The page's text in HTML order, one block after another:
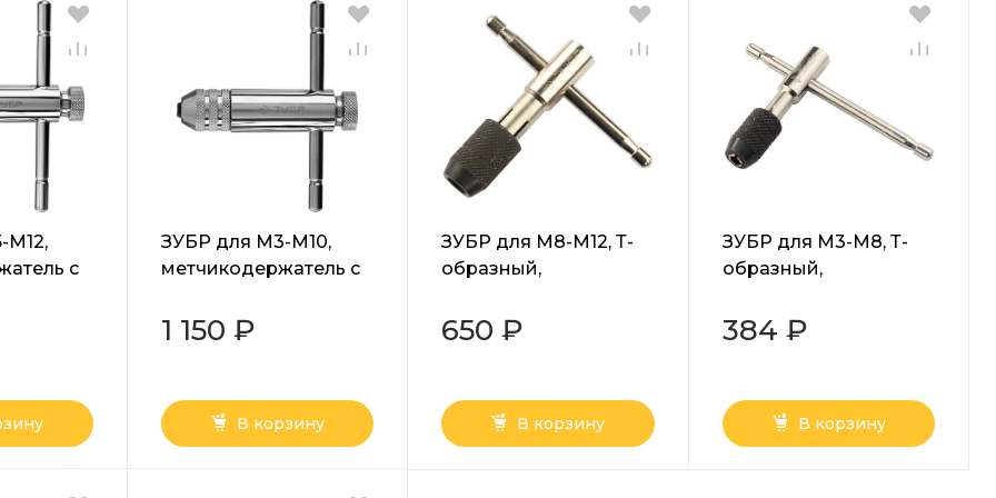
с
ЗУБР для M3-M10,
метчикодержатель с
механизмом и
85)
1 150 ₽
В корзину
ЗУБР для М8-М12, Т-
образный,
(28136-83)
650 ₽
В корзину
ЗУБР для М3-М8, Т-
образный,
(28135-70)
384 ₽
В корзину